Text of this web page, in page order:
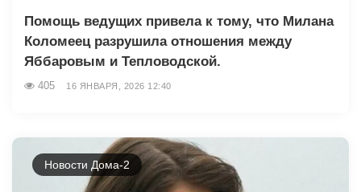
Помощь ведущих привела к тому, что Милана
Коломеец разрушила отношения между
Яббаровым и Тепловодской.
405 16 ЯНВАРЯ, 2026 12:40
Новости Дома-2